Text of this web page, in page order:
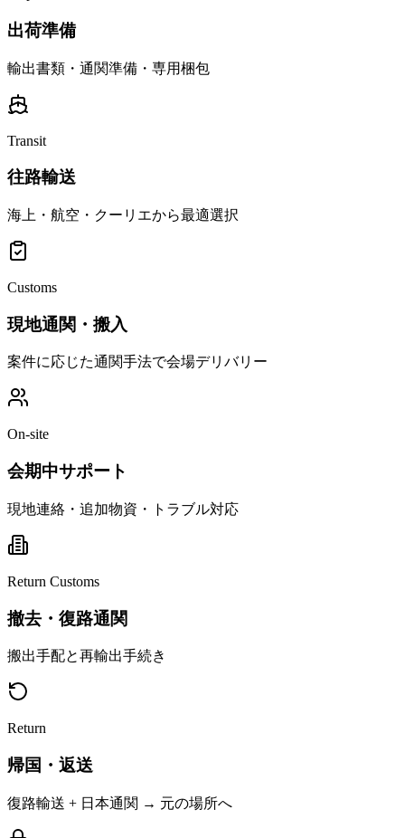
出荷準備
輸出書類・通関準備・専用梱包
Transit
往路輸送
海上・航空・クーリエから最適選択
Customs
現地通関・搬入
案件に応じた通関手法で会場デリバリー
On-site
会期中サポート
現地連絡・追加物資・トラブル対応
Return Customs
撤去・復路通関
搬出手配と再輸出手続き
Return
帰国・返送
復路輸送 + 日本通関 → 元の場所へ